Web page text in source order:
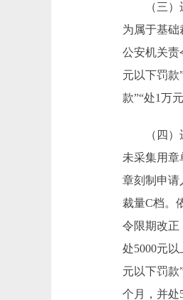
（三
为属于基础
公安机关责
元以下罚款
款”“处1万
（四
未采集用
章刻制申请
裁量C档。
令限期改正
处5000元
元以下罚款
个月，并处